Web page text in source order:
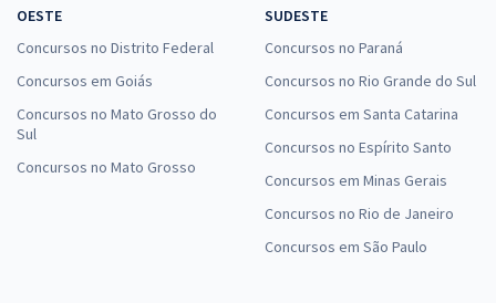
OESTE
Concursos no Distrito Federal
Concursos em Goiás
Concursos no Mato Grosso do
Sul
Concursos no Mato Grosso
SUDESTE
Concursos no Paraná
Concursos no Rio Grande do Sul
Concursos em Santa Catarina
Concursos no Espírito Santo
Concursos em Minas Gerais
Concursos no Rio de Janeiro
Concursos em São Paulo